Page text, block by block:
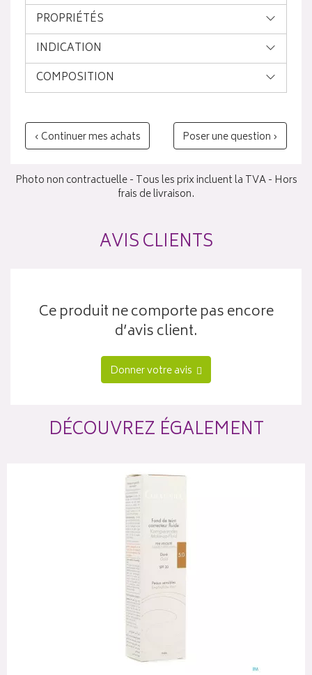
PROPRIÉTÉS
INDICATION
COMPOSITION
‹ Continuer mes achats Poser une question ›
Photo non contractuelle - Tous les prix incluent la TVA - Hors
frais de livraison.
AVIS CLIENTS
Ce produit ne comporte pas encore
d’avis client.
Donner votre avis
DÉCOUVREZ ÉGALEMENT